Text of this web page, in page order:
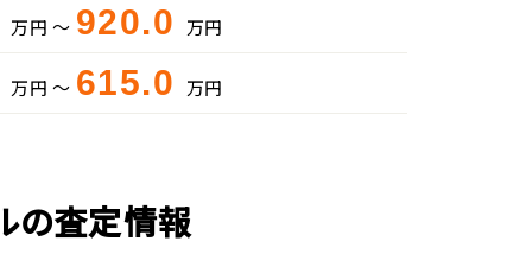
万円 ～ 920.0 万円
万円 ～ 615.0 万円
の査定情報